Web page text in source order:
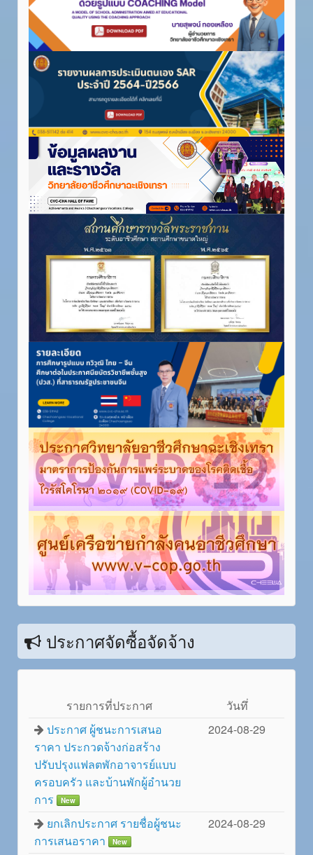
ประกาศจัดซื้อจัดจ้าง
รายการที่ประกาศ
วันทึ่
ประกาศ ผู้ชนะการเสนอ
ราคา ประกวดจ้างก่อสร้าง
ปรับปรุงแฟลตพักอาจารย์แบบ
ครอบครัว และบ้านพักผู้อำนวย
การ
New
2024-08-29
ยกเลิกประกาศ รายชื่อผู้ชนะ
การเสนอราคา
New
2024-08-29